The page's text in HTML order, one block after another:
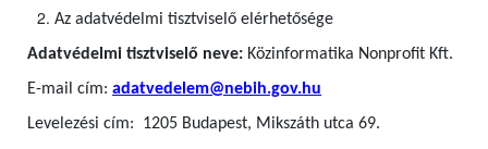
Az adatvédelmi tisztviselő elérhetősége
Adatvédelmi tisztviselő neve: Közinformatika Nonprofit Kft.
E-mail cím: adatvedelem@nebih.gov.hu
Levelezési cím: 1205 Budapest, Mikszáth utca 69.